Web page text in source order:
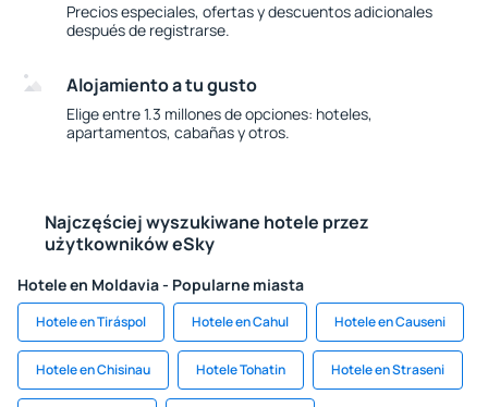
Precios especiales, ofertas y descuentos adicionales
después de registrarse.
Alojamiento a tu gusto
Elige entre 1.3 millones de opciones: hoteles,
apartamentos, cabañas y otros.
Najczęściej wyszukiwane hotele przez
użytkowników eSky
Hotele en Moldavia - Popularne miasta
Hotele en Tiráspol Hotele en Cahul Hotele en Causeni
Hotele en Chisinau Hotele Tohatin Hotele en Straseni